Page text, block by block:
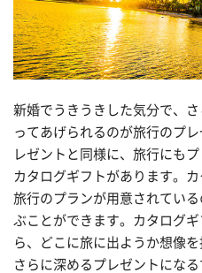
新婚でうきうきした気分で、
ってあげられるのが旅行のプ
レゼントと同様に、旅行にも
カタログギフトがあります。
旅行のプランが用意されてい
ぶことができます。カタログ
ら、どこに旅に出ようか想像
さらに深めるプレゼントにな